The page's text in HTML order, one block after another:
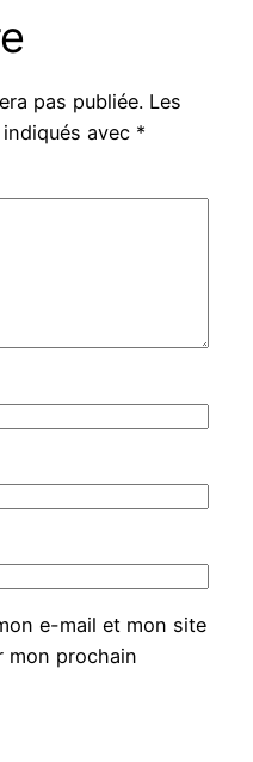
pas publiée. Les
avec *
e-mail et mon site
mon prochain